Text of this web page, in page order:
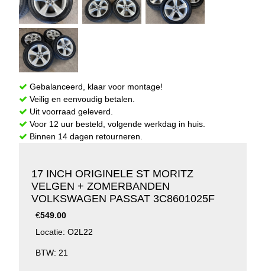
Gebalanceerd, klaar voor montage!
Veilig en eenvoudig betalen.
Uit voorraad geleverd.
Voor 12 uur besteld, volgende werkdag in huis.
Binnen 14 dagen retourneren.
17 INCH ORIGINELE ST MORITZ
VELGEN + ZOMERBANDEN
VOLKSWAGEN PASSAT 3C8601025F
€549.00
Locatie: O2L22
BTW: 21